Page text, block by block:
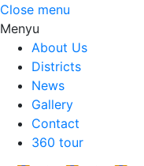
Close menu
Menyu
About Us
Districts
News
Gallery
Contact
360 tour